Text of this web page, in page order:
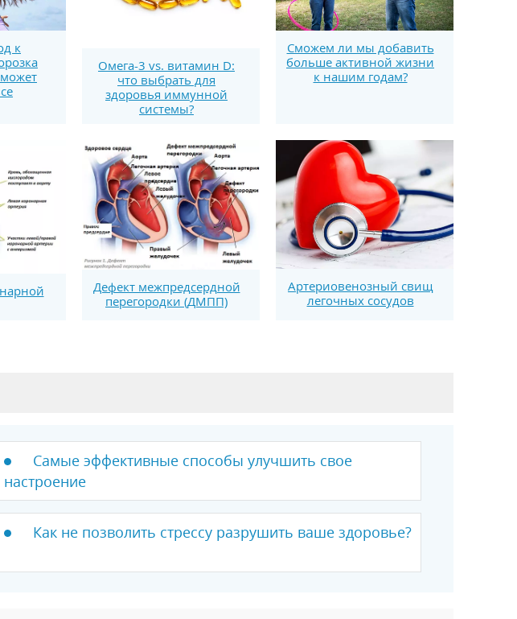
к
Омега-3 vs. витамин D:
что выбрать для
здоровья иммунной
системы?
Сможем ли мы добавить
больше активной жизни
к нашим годам?
Дефект межпредсердной
перегородки (ДМПП)
Артериовенозный свищ
легочных сосудов
Самые эффективные способы улучшить свое
настроение
Как не позволить стрессу разрушить ваше здоровье?